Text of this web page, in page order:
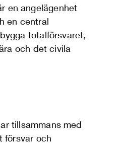
en angelägenhet
en central
totalförsvaret,
och det civila
tillsammans med
försvar och